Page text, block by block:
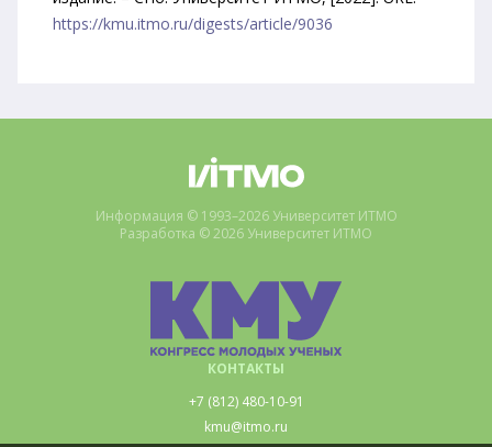
https://kmu.itmo.ru/digests/article/9036
Информация © 1993–2026 Университет ИТМО
Разработка © 2026 Университет ИТМО
КОНТАКТЫ
+7 (812) 480-10-91
kmu@itmo.ru